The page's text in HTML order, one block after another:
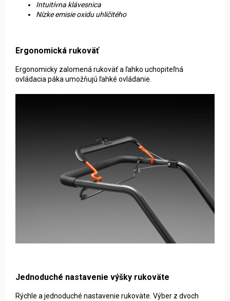
Intuitívna klávesnica
Nízke emisie oxidu uhličitého
Ergonomická rukoväť
Ergonomicky zalomená rukoväť a ľahko uchopiteľná
ovládacia páka umožňujú ľahké ovládanie.
Jednoduché nastavenie výšky rukoväte
Rýchle a jednoduché nastavenie rukoväte. Výber z dvoch